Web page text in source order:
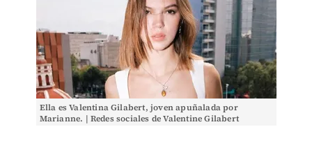
Ella es Valentina Gilabert, joven apuñalada por
Marianne. | Redes sociales de Valentine Gilabert